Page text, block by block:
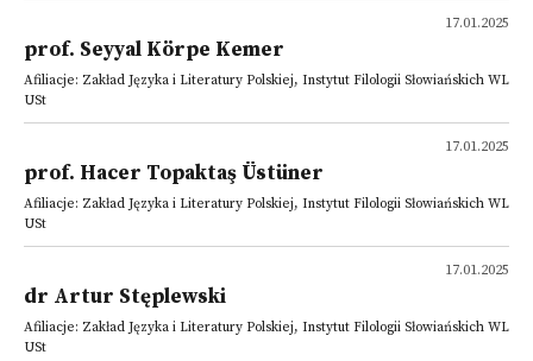
17.01.2025
prof. Seyyal Körpe Kemer
Afiliacje: Zakład Języka i Literatury Polskiej, Instytut Filologii Słowiańskich WL
USt
17.01.2025
prof. Hacer Topaktaş Üstüner
Afiliacje: Zakład Języka i Literatury Polskiej, Instytut Filologii Słowiańskich WL
USt
17.01.2025
dr Artur Stęplewski
Afiliacje: Zakład Języka i Literatury Polskiej, Instytut Filologii Słowiańskich WL
USt